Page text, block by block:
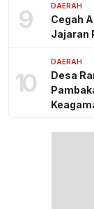
9 DAERAH
Cegah
Jajaran
10
DAERAH
Desa